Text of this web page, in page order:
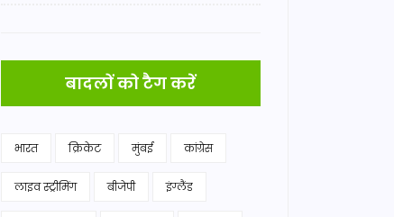
बादलों को टैग करें
भारत क्रिकेट मुंबई कांग्रेस
लाइव स्ट्रीमिंग बीजेपी इंग्लैंड